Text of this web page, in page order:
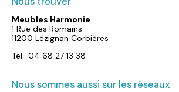
Meubles Harmonie
1 Rue des Romains
11200 Lézignan Corbières
Tel.: 04 68 27 13 38
Nous sommes aussi sur les réseaux